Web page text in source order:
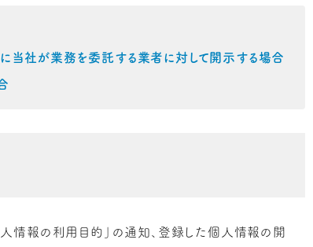
に当社が業務を委託する業者に対して開示する場合
情報の利用目的」の通知、登録した個人情報の開